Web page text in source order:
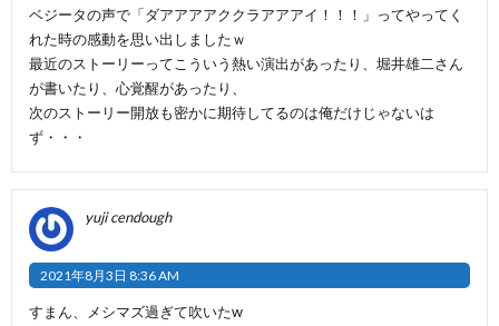
ベジータの声で「ダアアアアククラアアアイ！！！」ってやってく
れた時の感動を思い出しましたｗ
最近のストーリーってこういう熱い演出があったり、堀井雄二さん
が書いたり、心覚醒があったり、
次のストーリー開放も密かに期待してるのは俺だけじゃないは
ず・・・
yuji cendough
2021年8月3日 8:36 AM
すまん、メシマズ過ぎて吹いたw